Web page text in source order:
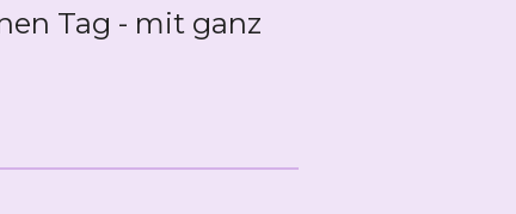
Tag - mit ganz